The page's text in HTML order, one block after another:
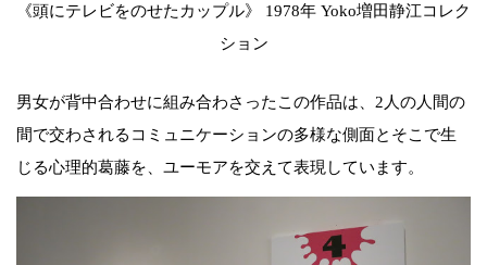
《頭にテレビをのせたカップル》 1978年 Yoko増田静江コレク
ション
男女が背中合わせに組み合わさったこの作品は、2人の人間の
間で交わされるコミュニケーションの多様な側面とそこで生
じる心理的葛藤を、ユーモアを交えて表現しています。